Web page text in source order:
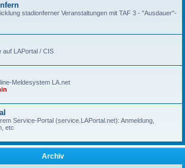
stadionferner Veranstaltungen mit TAF 3 - "Ausdauer"-
auf LAPortal / CIS
Meldesystem LA.net
Service-Portal (service.LAPortal.net): Anmeldung,
etc
Archiv